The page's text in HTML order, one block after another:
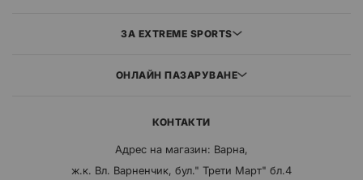
ЗА EXTREME SPORTS
ОНЛАЙН ПАЗАРУВАНЕ
КОНТАКТИ
Адрес на магазин: Варна,
ж.к. Вл. Варненчик, бул." Трети Март" бл.4